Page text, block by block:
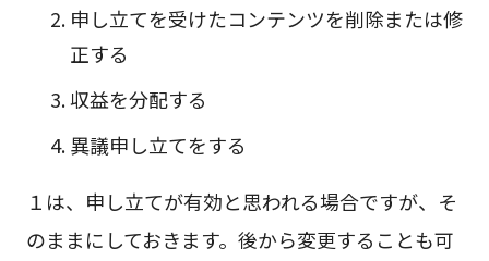
申し立てを受けたコンテンツを削除または修
正する
収益を分配する
異議申し立てをする
１は、申し立てが有効と思われる場合ですが、そ
のままにしておきます。後から変更することも可